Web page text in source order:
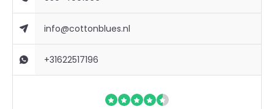
info@cottonblues.nl
+31622517196